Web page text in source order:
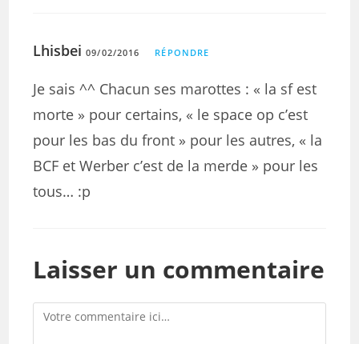
Lhisbei 09/02/2016 RÉPONDRE
Je sais ^^ Chacun ses marottes : « la sf est
morte » pour certains, « le space op c’est
pour les bas du front » pour les autres, « la
BCF et Werber c’est de la merde » pour les
tous… :p
Laisser un commentaire